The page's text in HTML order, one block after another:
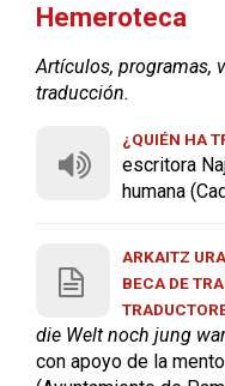
Hemeroteca
Artículos, programas,
traducción.
¿QUIÉN HA
escritora
humana
ARKAITZ
BECA DE
die Welt noch jung war
con apoyo de la